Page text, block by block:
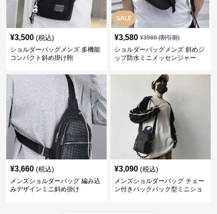
¥3,500 (税込)
ショルダーバッグメンズ 多機能
コンパクト斜め掛け鞄
SALE
¥3,580 ¥3980(割引前)
ショルダーバッグメンズ 斜めジ
ップ防水ミニメッセンジャー
¥3,660 (税込)
メンズショルダーバッグ 編み込
みデザインミニ斜め掛け
¥3,090 (税込)
メンズショルダーバッグ チェー
ン付きバックパック型ミニショ